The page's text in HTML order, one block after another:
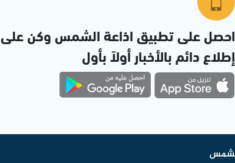
احصل على تطبيق اذاعة الشمس وكن على
إطلاع دائم بالأخبار أولاً بأول